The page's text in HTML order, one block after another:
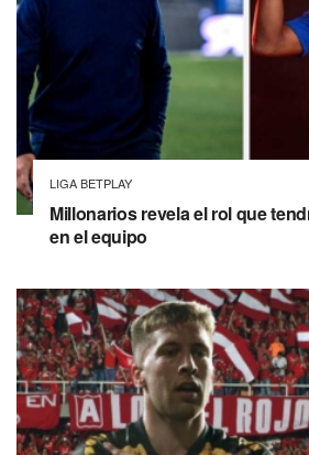
LIGA BETPLAY
Millonarios revela el rol que
en el equipo